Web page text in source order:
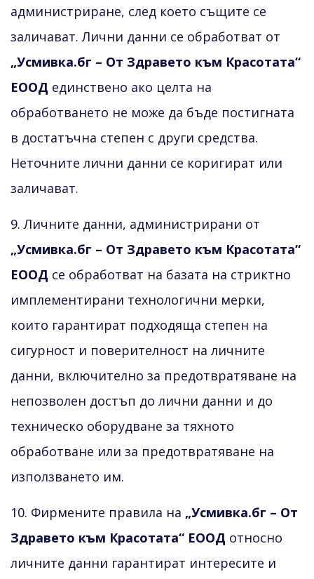
администриране, след което същите се
заличават. Лични данни се обработват от
„Усмивка.бг – От Здравето към Красотата“
ЕООД единствено ако целта на
обработването не може да бъде постигната
в достатъчна степен с други средства.
Неточните лични данни се коригират или
заличават.
9. Личните данни, администрирани от
„Усмивка.бг – От Здравето към Красотата“
ЕООД се обработват на базата на стриктно
имплементирани технологични мерки,
които гарантират подходяща степен на
сигурност и поверителност на личните
данни, включително за предотвратяване на
непозволен достъп до лични данни и до
техническо оборудване за тяхното
обработване или за предотвратяване на
използването им.
10. Фирмените правила на „Усмивка.бг – От
Здравето към Красотата“ ЕООД относно
личните данни гарантират интересите и